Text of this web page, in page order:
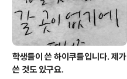
이 두..
학생들이 쓴 하이쿠들입니다. 제가
쓴 것도 있구요.